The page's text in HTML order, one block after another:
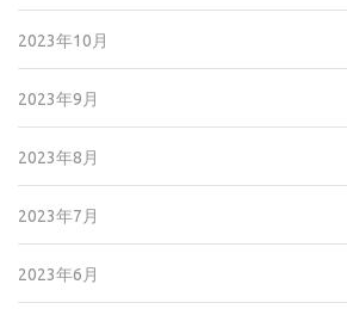
2023年10月
2023年9月
2023年8月
2023年7月
2023年6月